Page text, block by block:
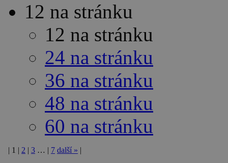
12 na stránku
12 na stránku
24 na stránku
36 na stránku
48 na stránku
60 na stránku
1 2 3 … 7 další »